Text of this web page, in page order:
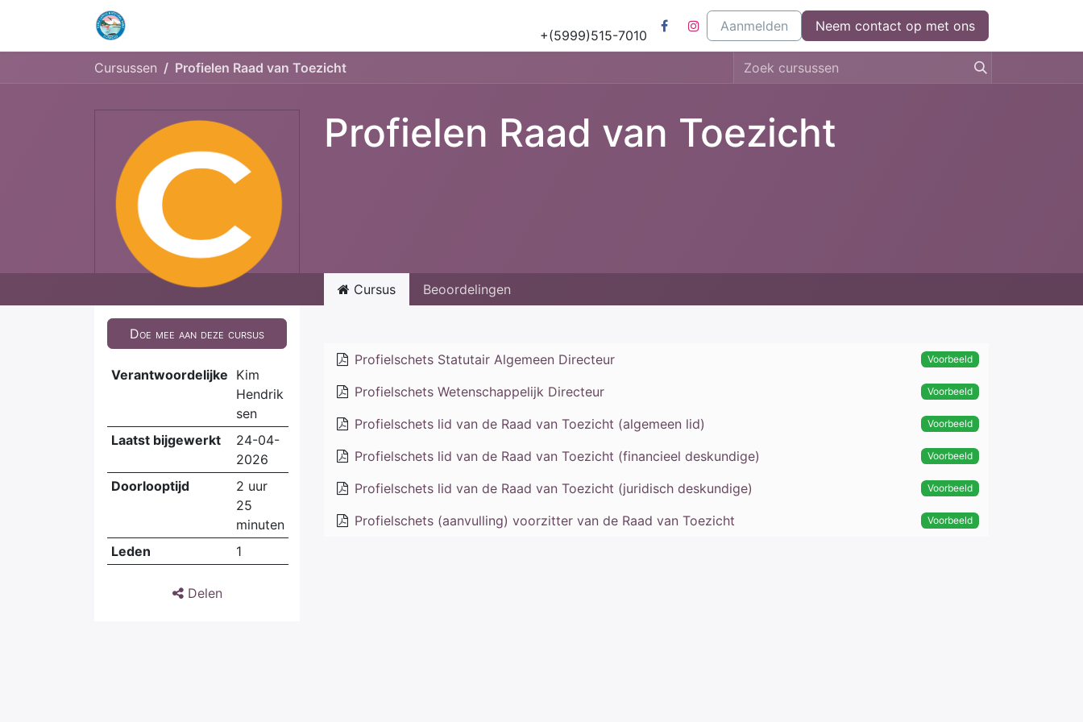
Het Salu Project Lesmateriaal Kom bij ons werken Neem contact op
+(5999)515-7010
Aanmelden Neem contact op met ons
Cursussen Profielen Raad van Toezicht
Profielen Raad van Toezicht
Doe mee aan deze cursus
Verantwoordelijke Kim
Hendrik
sen
Laatst bijgewerkt
24-04-
2026
Doorlooptijd
2 uur
25
minuten
Leden
1
Delen
Cursus Beoordelingen
Profielschets Statutair Algemeen Directeur Voorbeeld
Profielschets Wetenschappelijk Directeur Voorbeeld
Profielschets lid van de Raad van Toezicht (algemeen lid) Voorbeeld
Profielschets lid van de Raad van Toezicht (financieel deskundige) Voorbeeld
Profielschets lid van de Raad van Toezicht (juridisch deskundige) Voorbeeld
Profielschets (aanvulling) voorzitter van de Raad van Toezicht Voorbeeld